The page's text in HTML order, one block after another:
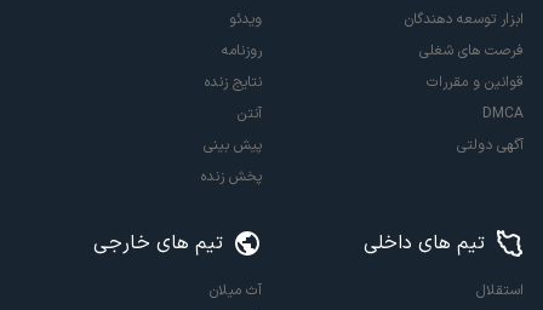
ابزار توسعه دهندگان
فرصت های شغلی
قوانین و مقررات
DMCA
آگهی دولتی
ویدئو
روزنامه
نتایج زنده
آنتن
پیش بینی
پخش زنده
تیم های داخلی
استقلال
تیم های خارجی
آث میلان